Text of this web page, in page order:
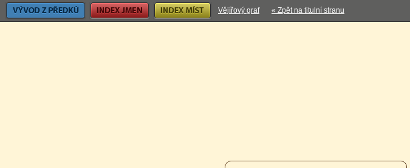
Vývod z předků Index jmen Index míst Vějířový graf « Zpět na titulní stranu